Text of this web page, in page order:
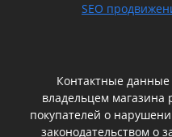
SEO
Контактные
владельцем магазина
покупателей о
законодательством о